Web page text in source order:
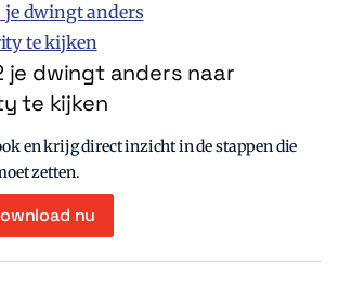
je dwingt anders naar
te kijken
en krijg direct inzicht in de stappen die
zetten.
nu